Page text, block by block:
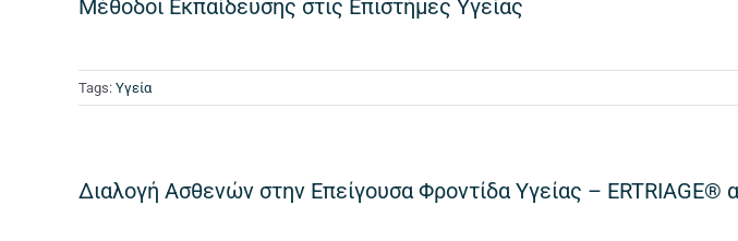
Μέθοδοι Εκπαίδευσης στις Επιστήμες Υγείας
Tags: Υγεία
Διαλογή Aσθενών στην Επείγουσα Φροντίδα Υγείας –